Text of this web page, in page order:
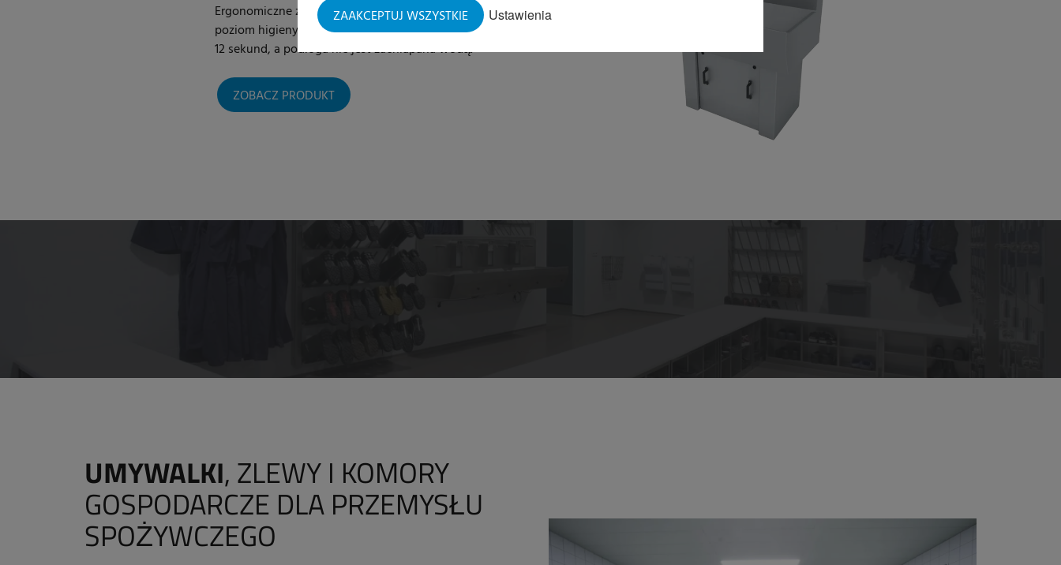
Ustawienia
ZAAKCEPTUJ WSZYSTKIE
Ergonomiczne zlewy z suszarkami do rąk zapewniają maksymalny
poziom higieny. Dzięki Dyson Airblade Tap suszenie rąk trwa najwyżej
12 sekund, a podłoga nie jest zachlapana wodą.
ZOBACZ PRODUKT
UMYWALKI, ZLEWY I KOMORY
GOSPODARCZE DLA PRZEMYSŁU
SPOŻYWCZEGO